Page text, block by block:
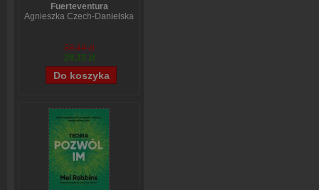
Fuerteventura
Agnieszka Czech-Danielska
38,44 zł
28,33 zł